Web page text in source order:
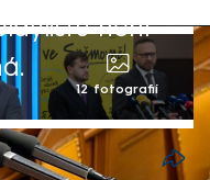
není
12 fotografií